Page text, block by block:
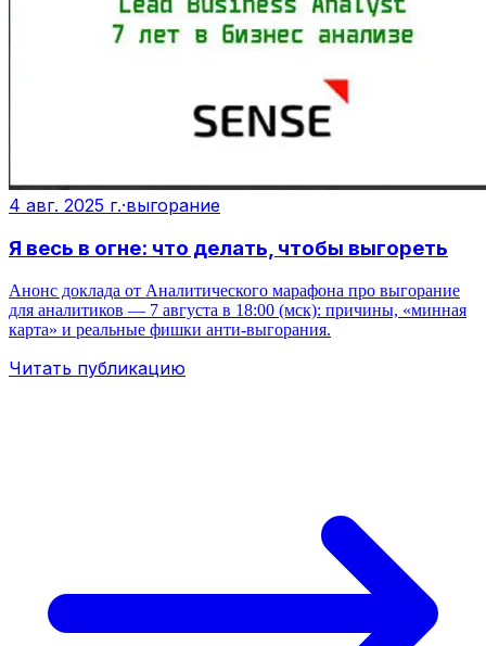
4 авг. 2025 г.·выгорание
Я весь в огне: что делать, чтобы выгореть
Анонс доклада от Аналитического марафона про выгорание
для аналитиков — 7 августа в 18:00 (мск): причины, «минная
карта» и реальные фишки анти-выгорания.
Читать публикацию